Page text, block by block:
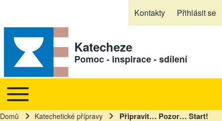
Kontakty Přihlásit se
Katecheze
Pomoc - inspirace - sdílení
Hlavní navigace
Toggle main menu
Domů Katechetické přípravy Připravit… Pozor… Start!